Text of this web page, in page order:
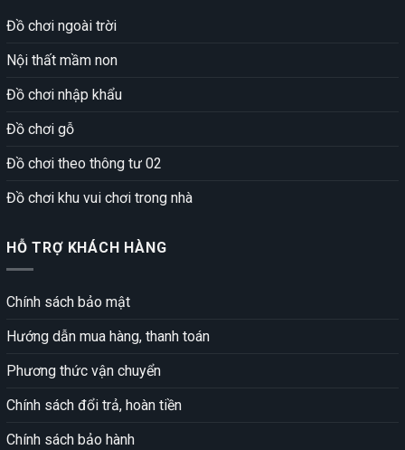
Đồ chơi ngoài trời
Nội thất mầm non
Đồ chơi nhập khẩu
Đồ chơi gỗ
Đồ chơi theo thông tư 02
Đồ chơi khu vui chơi trong nhà
HỖ TRỢ KHÁCH HÀNG
Chính sách bảo mật
Hướng dẫn mua hàng, thanh toán
Phương thức vận chuyển
Chính sách đổi trả, hoàn tiền
Chính sách bảo hành